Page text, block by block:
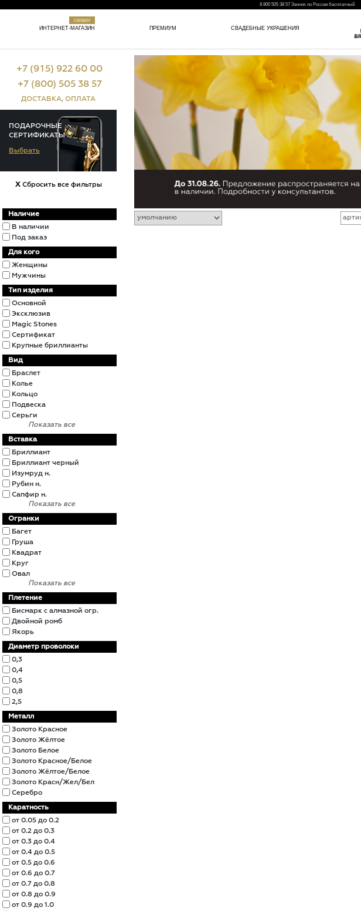
8 800 505 38 57Звонок по России
СКИДКИ
ИНТЕРНЕТ-МАГАЗИН ПРЕМИУМ СВАДЕБНЫЕ УКРАШЕНИЯ
+7 (91 5) 922 60 00
+7 (800) 505 38 57
ДОСТАВКА, ОПЛАТА
ПОДАРОЧНЫЕ
СЕРТИФИКАТЫ
Выбрать
XСбросить все фильтры
Наличие
В наличии
Под заказ
Для кого
Женщины
Мужчины
Тип изделия
Основной
Эксклюзив
Magic Stones
Сертификат
Крупные бриллианты
Вид
Браслет
Колье
Кольцо
Подвеска
Серьги
Показать все
Вставка
Бриллиант
Бриллиант черный
Изумруд н.
Рубин н.
Сапфир н.
Показать все
Огранки
Багет
Груша
Квадрат
Круг
Овал
Показать все
Плетение
Бисмарк с алмазной огр.
Двойной ромб
Якорь
Диаметр проволоки
0,3
0,4
0,5
0,8
2,5
Металл
Золото Красное
Золото Жёлтое
Золото Белое
Золото Красное/Белое
Золото Жёлтое/Белое
Золото Красн/Жел/Бел
Серебро
Каратность
от 0.05 до 0.2
от 0.2 до 0.3
от 0.3 до 0.4
от 0.4 до 0.5
от 0.5 до 0.6
от 0.6 до 0.7
от 0.7 до 0.8
от 0.8 до 0.9
от 0.9 до 1.0